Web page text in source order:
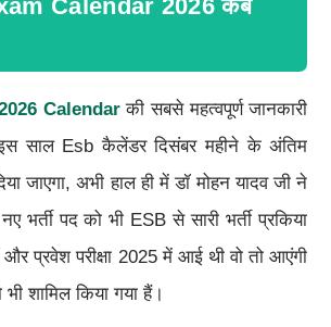
Calendar 2026 कब
Calendarकी सबसे महत्वपूर्ण जानकारी
साल Esb कैलेंडर दिसंबर महीने के अंतिम
जाएगा, अभी हाल ही में डॉ मोहन यादव जी ने
भर्ती पद को भी ESB से सारी भर्ती प्रकिया
और प्रवेश परीक्षा 2025 में आई थी वो तो आएंगी
भी शामिल किया गया हैं।